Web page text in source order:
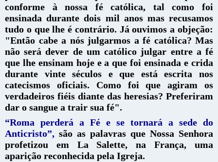
conforme à nossa fé católica, tal como foi
ensinada durante dois mil anos mas recusamos
tudo o que lhe é contrário. Já ouvimos a objeção:
"Então cabe a nós julgarmos a fé católica? Mas
não será dever de um católico julgar entre a fé
que lhe ensinam hoje e a que foi ensinada e crida
durante vinte séculos e que está escrita nos
catecismos oficiais. Como foi que agiram os
verdadeiros fiéis diante das heresias? Preferiram
dar o sangue a trair sua fé".
“Roma perderá a Fé e se tornará a sede do
Anticristo”, são as palavras que Nossa Senhora
profetizou em La Salette, na França, uma
aparição reconhecida pela Igreja.